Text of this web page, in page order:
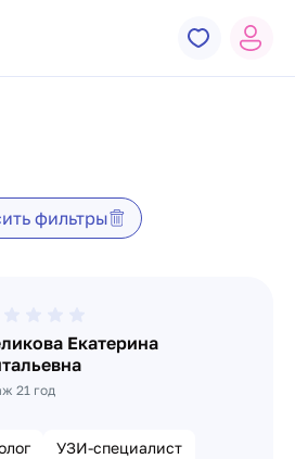
фильтры
Екатерина
21 год
УЗИ-специалист